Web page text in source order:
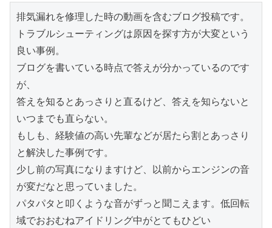
排気漏れを修理した時の動画を含むブログ投稿です。
トラブルシューティングは原因を探す方が大変という
良い事例。
ブログを書いている時点で答えが分かっているのです
が、
答えを知るとあっさりと直るけど、答えを知らないと
いつまでも直らない。
もしも、経験値の高い先輩などが居たら割とあっさり
と解決した事例です。
少し前の写真になりますけど、以前からエンジンの音
が変だなと思っていました。
パタパタと叩くような音がずっと聞こえます。低回転
域でおおむねアイドリング中がとてもひどい